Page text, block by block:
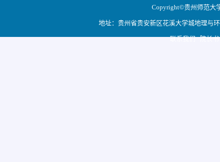
Copyright©贵州师范大
地址：贵州省贵安新区花溪大学城地理与
联系我们 院长书